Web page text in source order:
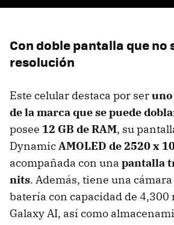
Con doble pantalla que no
resolución
Este celular destaca por seruno
de la marca que se puede
posee 12 GB de RAM, su
DynamicAMOLED de 2520 x
acompañada con una pantalla
nits. Además, tiene una cámara
batería con capacidad de 4,300
Galaxy AI, así como